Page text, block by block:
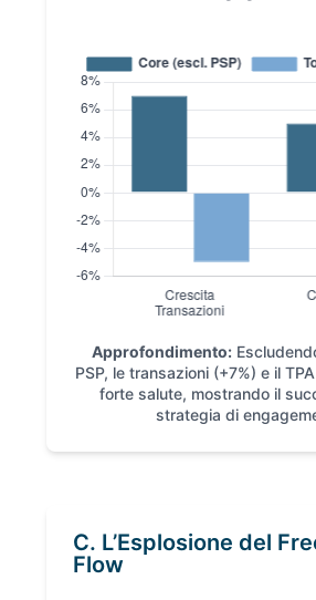
Approfondimento:
PSP, le transazioni (+7%) e il
forte salute, mostrando il
strategia di
C. L’Esplosione del
Flow